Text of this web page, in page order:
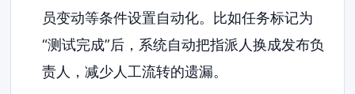
员变动等条件设置自动化。比如任务标记为
“测试完成”后，系统自动把指派人换成发布负
责人，减少人工流转的遗漏。